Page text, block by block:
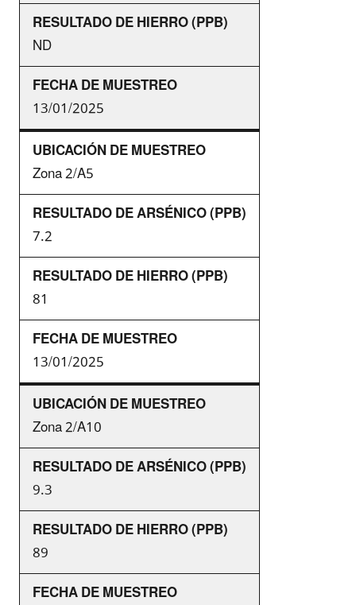
ND
13/01/2025
Zona 2/A5
7.2
81
13/01/2025
Zona 2/A10
9.3
89